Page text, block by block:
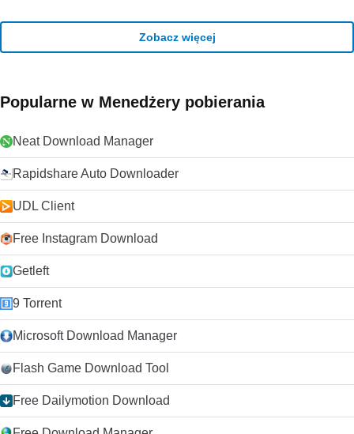
Zobacz więcej
Popularne w Menedżery pobierania
Neat Download Manager
Rapidshare Auto Downloader
UDL Client
Free Instagram Download
Getleft
9 Torrent
Microsoft Download Manager
Flash Game Download Tool
Free Dailymotion Download